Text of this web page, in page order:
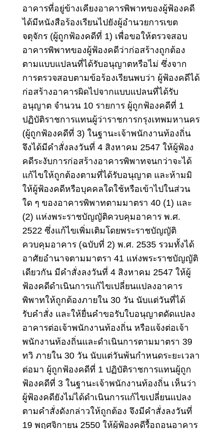
อาคารที่อยู่ข้างเคียงอาคารพิพาทของผู้ฟ้องคดี
ได้มีหนังสือร้องเรียนไปยังผู้อำนวยการเขต
จตุจักร (ผู้ถูกฟ้องคดีที่ 1) เพื่อขอให้ตรวจสอบ
อาคารพิพาทของผู้ฟ้องคดีว่าก่อสร้างถูกต้อง
ตามแบบแปลนที่ได้รับอนุญาตหรือไม่ ซึ่งจาก
การตรวจสอบตามข้อร้องเรียนพบว่า ผู้ฟ้องคดีได้
ก่อสร้างอาคารผิดไปจากแบบแปลนที่ได้รับ
อนุญาต จำนวน 10 รายการ ผู้ถูกฟ้องคดีที่ 1
ปฏิบัติราชการแทนผู้ว่าราชการกรุงเทพมหานคร
(ผู้ถูกฟ้องคดีที่ 3) ในฐานะเจ้าพนักงานท้องถิ่น
จึงได้มีคำสั่งลงวันที่ 4 สิงหาคม 2547 ให้ผู้ฟ้อง
คดีระงับการก่อสร้างอาคารพิพาทจนกว่าจะได้
แก้ไขให้ถูกต้องตามที่ได้รับอนุญาต และห้ามมิ
ให้ผู้ฟ้องคดีหรือบุคคลใดใช้หรือเข้าไปในส่วน
ใด ๆ ของอาคารพิพาทตามมาตรา 40 (1) และ
(2) แห่งพระราชบัญญัติควบคุมอาคาร พ.ศ.
2522 ซึ่งแก้ไขเพิ่มเติมโดยพระราชบัญญัติ
ควบคุมอาคาร (ฉบับที่ 2) พ.ศ. 2535 รวมทั้งได้
อาศัยอำนาจตามมาตรา 41 แห่งพระราชบัญญัติ
เดียวกัน มีคำสั่งลงวันที่ 4 สิงหาคม 2547 ให้ผู้
ฟ้องคดีดำเนินการแก้ไขเปลี่ยนแปลงอาคาร
พิพาทให้ถูกต้องภายใน 30 วัน นับแต่วันที่ได้
รับคำสั่ง และให้ยื่นคำขอรับใบอนุญาตดัดแปลง
อาคารต่อเจ้าพนักงานท้องถิ่น หรือแจ้งต่อเจ้า
พนักงานท้องถิ่นและดำเนินการตามมาตรา 39
ทวิ ภายใน 30 วัน นับแต่วันพ้นกำหนดระยะเวลา
ต่อมา ผู้ถูกฟ้องคดีที่ 1 ปฏิบัติราชการแทนผู้ถูก
ฟ้องคดีที่ 3 ในฐานะเจ้าพนักงานท้องถิ่น เห็นว่า
ผู้ฟ้องคดียังไม่ได้ดำเนินการแก้ไขเปลี่ยนแปลง
ตามคำสั่งดังกล่าวให้ถูกต้อง จึงมีคำสั่งลงวันที่
19 พฤศจิกายน 2550 ให้ผู้ฟ้องคดีรื้อถอนอาคาร